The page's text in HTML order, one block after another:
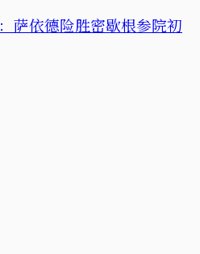
萨依德险胜密歇根参院初